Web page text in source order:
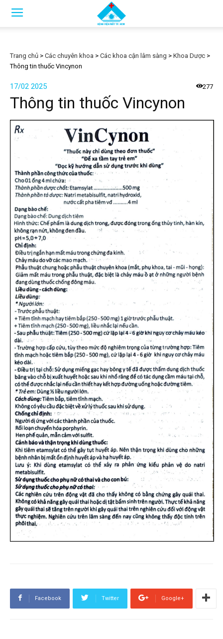
Trang chủ > Các chuyên khoa > Các khoa cận lâm sàng > Khoa Dược >
Thông tin thuốc Vincynon
17/02 2025 277
Thông tin thuốc Vincynon
Facebook Twitter Google+